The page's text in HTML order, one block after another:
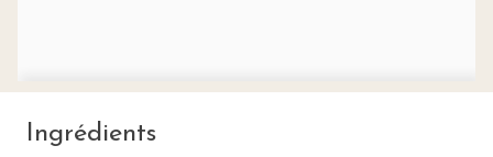
Ingrédients